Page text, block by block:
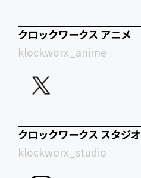
クロックワークス アニメ
klockworx_anime
クロックワークス スタジオ
klockworx_studio